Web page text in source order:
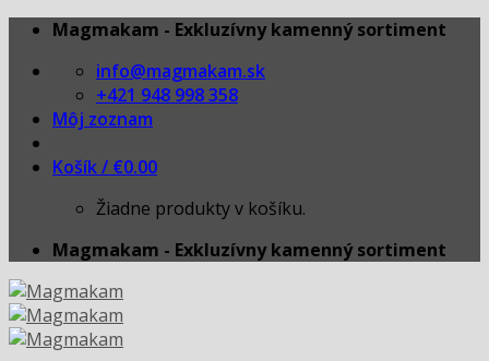
Skip
content
Magmakam - Exkluzívny kamenný sortiment
info@magmakam.sk
+421 948 998 358
Môj zoznam
Košík / €0.00
Žiadne produkty v košíku.
Magmakam - Exkluzívny kamenný sortiment